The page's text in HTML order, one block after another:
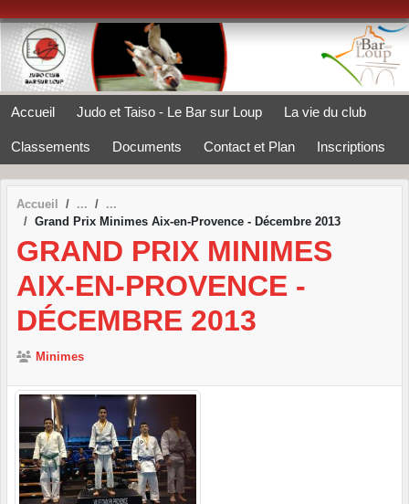
Accueil Judo et Taiso - Le Bar sur Loup La vie du club
Classements Documents Contact et Plan Inscriptions
Accueil
Grand Prix Minimes Aix-en-Provence - Décembre 2013
GRAND PRIX MINIMES
AIX-EN-PROVENCE -
DÉCEMBRE 2013
Minimes